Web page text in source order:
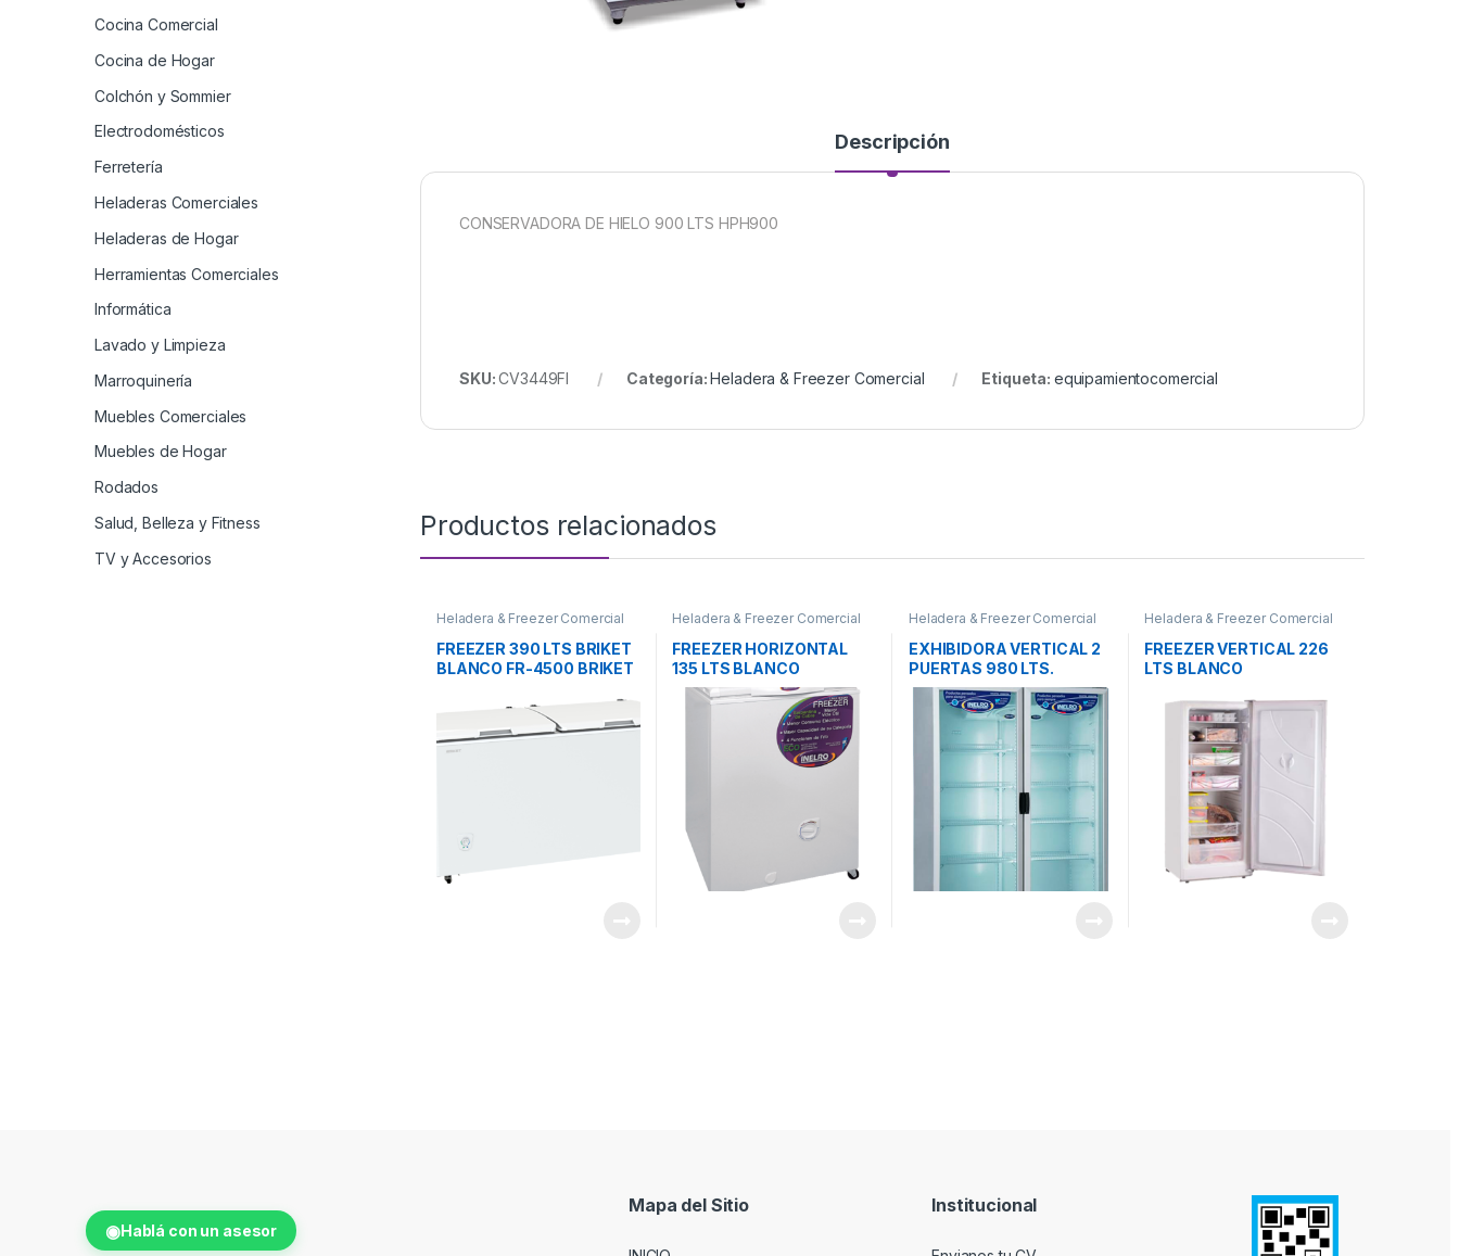
Descripción
CONSERVADORA DE HIELO 900 LTS HPH900
SKU:CV3449FI Categoría:Heladera & Freezer Comercial Etiqueta: equipamientocomercial
Productos relacionados
Heladera & Freezer Comercial
FREEZER 390 LTS BRIKET
BLANCO FR-4500 BRIKET
Heladera & Freezer Comercial
FREEZER HORIZONTAL
135 LTS BLANCO
FIH130A+ INELRO
Heladera & Freezer Comercial
EXHIBIDORA VERTICAL 2
PUERTAS 980 LTS.
INELRO Mod. MT-980
Heladera & Freezer Comercial
FREEZER VERTICAL 226
LTS BLANCO
Cocina Comercial
Cocina de Hogar
Colchón y Sommier
Electrodomésticos
Ferretería
Heladeras Comerciales
Heladeras de Hogar
Herramientas Comerciales
Informática
Lavado y Limpieza
Marroquinería
Muebles Comerciales
Muebles de Hogar
Rodados
Salud, Belleza y Fitness
TV y Accesorios
◉Hablá con un asesor
Mapa del Sitio Institucional